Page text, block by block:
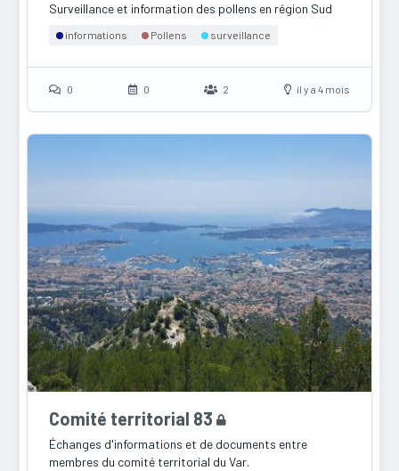
Surveillance et information des pollens en région Sud
informations Pollens surveillance
0 0 2 il y a 4 mois
Comité territorial 83
Échanges d'informations et de documents entre
membres du comité territorial du Var.